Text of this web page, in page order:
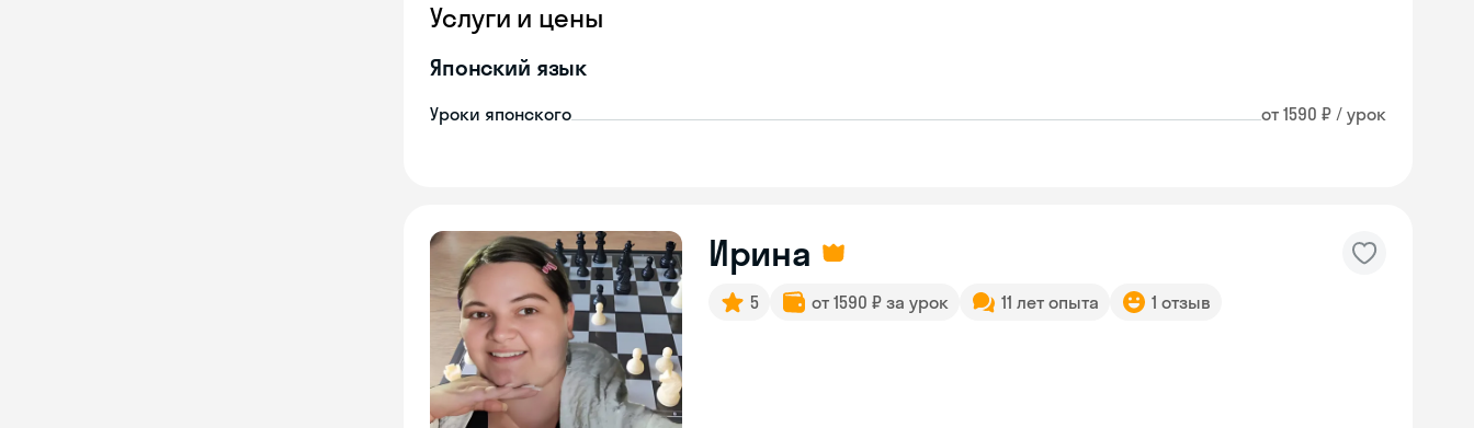
Услуги и цены
Японский язык
Уроки японского от 1590 ₽ / урок
Ирина
5 от 1590 ₽ за урок 11 лет опыта 1 отзыв